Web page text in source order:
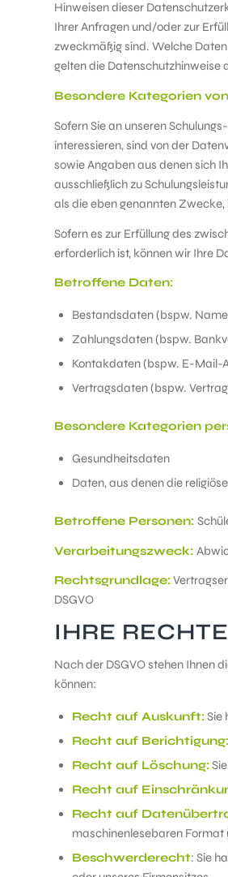
Hinweisen dieser
Ihrer Anfragen und/oder zur
zweckmäßig sind. Welche
gelten die Datenschutzhinweise
Besondere Kategorien
Sofern Sie an unseren
interessieren, sind von der
sowie Angaben aus denen sich
ausschließlich zu
als die eben genannten
Sofern es zur Erfüllung des
erforderlich ist, können wir Ihre
Betroffene Daten:
Bestandsdaten (bspw.
Zahlungsdaten (bspw.
Kontakdaten (bspw. E-Mail-
Vertragsdaten (bspw.
Besondere Kategorien
Gesundheitsdaten
Daten, aus denen die
Betroffene Personen:
Verarbeitungszweck:
Rechtsgrundlage:
DSGVO
IHRE
Nach der DSGVO stehen Ihnen
können:
Recht auf Auskunft:Sie
Recht auf Berichtigung:
Recht auf Löschung:
Recht auf
Recht auf
maschinenlesebaren Format
Beschwerderecht: Sie